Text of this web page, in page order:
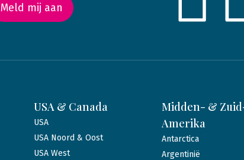
Meld mij aan
USA & Canada
USA
USA Noord & Oost
USA West
Midden- &
Amerika
Antarctica
Argentinië